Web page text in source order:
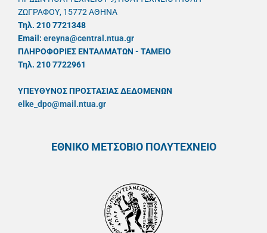
ΖΩΓΡΑΦΟΥ, 15772 ΑΘΗΝΑ
Τηλ. 210 7721348
Email: ereyna@central.ntua.gr
ΠΛΗΡΟΦΟΡΙΕΣ ΕΝΤΑΛΜΑΤΩΝ - ΤΑΜΕΙΟ
Τηλ. 210 7722961
ΥΠΕΥΘYΝΟΣ ΠΡΟΣΤΑΣΙΑΣ ΔΕΔΟΜΕΝΩΝ
elke_dpo@mail.ntua.gr
ΕΘΝΙΚΟ ΜΕΤΣΟΒΙΟ ΠΟΛΥΤΕΧΝΕΙΟ